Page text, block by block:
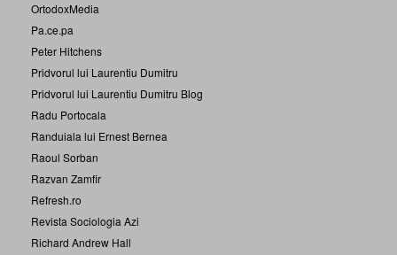
OrtodoxMedia
Pa.ce.pa
Peter Hitchens
Pridvorul lui Laurentiu Dumitru
Pridvorul lui Laurentiu Dumitru Blog
Radu Portocala
Randuiala lui Ernest Bernea
Raoul Sorban
Razvan Zamfir
Refresh.ro
Revista Sociologia Azi
Richard Andrew Hall